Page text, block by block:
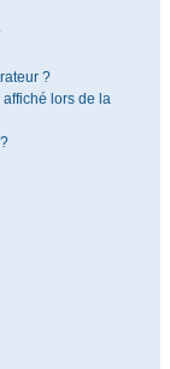
?
lors de la